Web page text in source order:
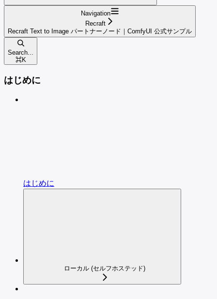
Navigation
Recraft
Recraft Text to Image パートナーノード｜ComfyUI 公式サンプル
Search...
⌘K
はじめに
はじめに
ローカル (セルフホステッド)